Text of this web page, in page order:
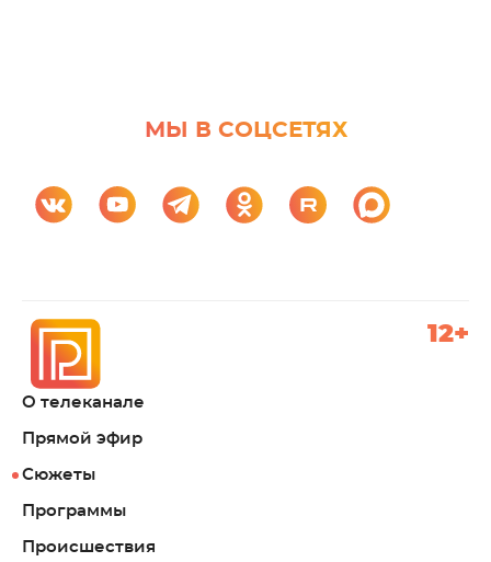
МЫ В СОЦСЕТЯХ
О телеканале
Прямой эфир
Сюжеты
Программы
Происшествия
12+